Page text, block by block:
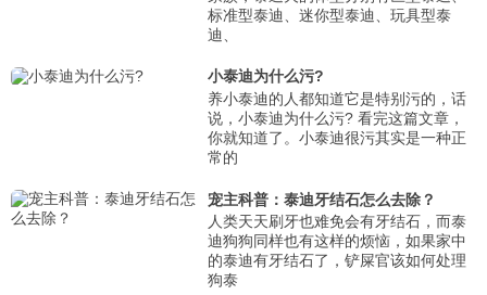
标准型泰迪、迷你型泰迪、玩具型泰
迪、
小泰迪为什么污?
养小泰迪的人都知道它是特别污的，话
说，小泰迪为什么污? 看完这篇文章，
你就知道了。小泰迪很污其实是一种正
常的
宠主科普：泰迪牙结石怎么去除？
人类天天刷牙也难免会有牙结石，而泰
迪狗狗同样也有这样的烦恼，如果家中
的泰迪有牙结石了，铲屎官该如何处理
狗泰